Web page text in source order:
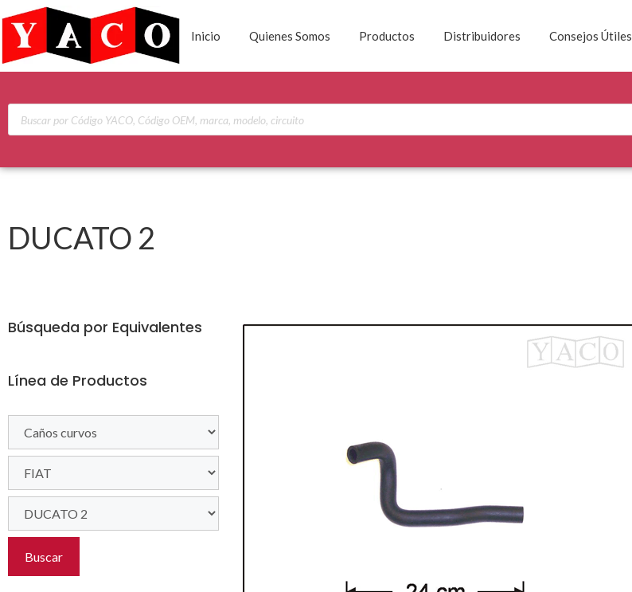
Inicio Quienes Somos Productos Distribuidores Consejos Útiles
DUCATO 2
Búsqueda por Equivalentes
Línea de Productos
Buscar